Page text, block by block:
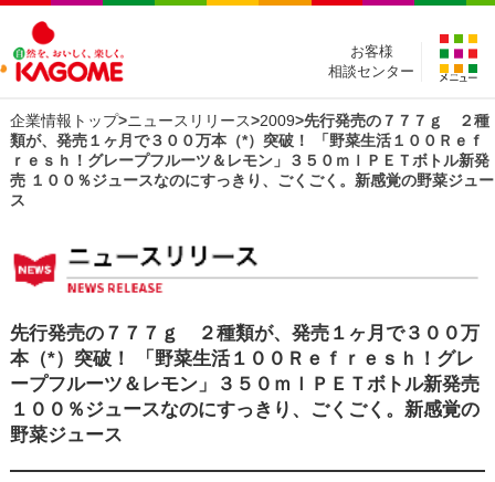
お客様
相談センター
企業情報トップ>ニュースリリース>2009>先行発売の７７７ｇ ２種
類が、発売１ヶ月で３００万本（*）突破！ 「野菜生活１００Ｒｅｆ
ｒｅｓｈ！グレープフルーツ＆レモン」３５０ｍｌＰＥＴボトル新発
売 １００％ジュースなのにすっきり、ごくごく。新感覚の野菜ジュー
ス
先行発売の７７７ｇ ２種類が、発売１ヶ月で３００万
本（*）突破！ 「野菜生活１００Ｒｅｆｒｅｓｈ！グレ
ープフルーツ＆レモン」３５０ｍｌＰＥＴボトル新発売
１００％ジュースなのにすっきり、ごくごく。新感覚の
野菜ジュース